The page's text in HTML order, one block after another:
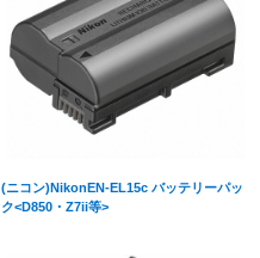
(ニコン)NikonEN-EL15c バッテリーパッ
ク<D850・Z7ii等>